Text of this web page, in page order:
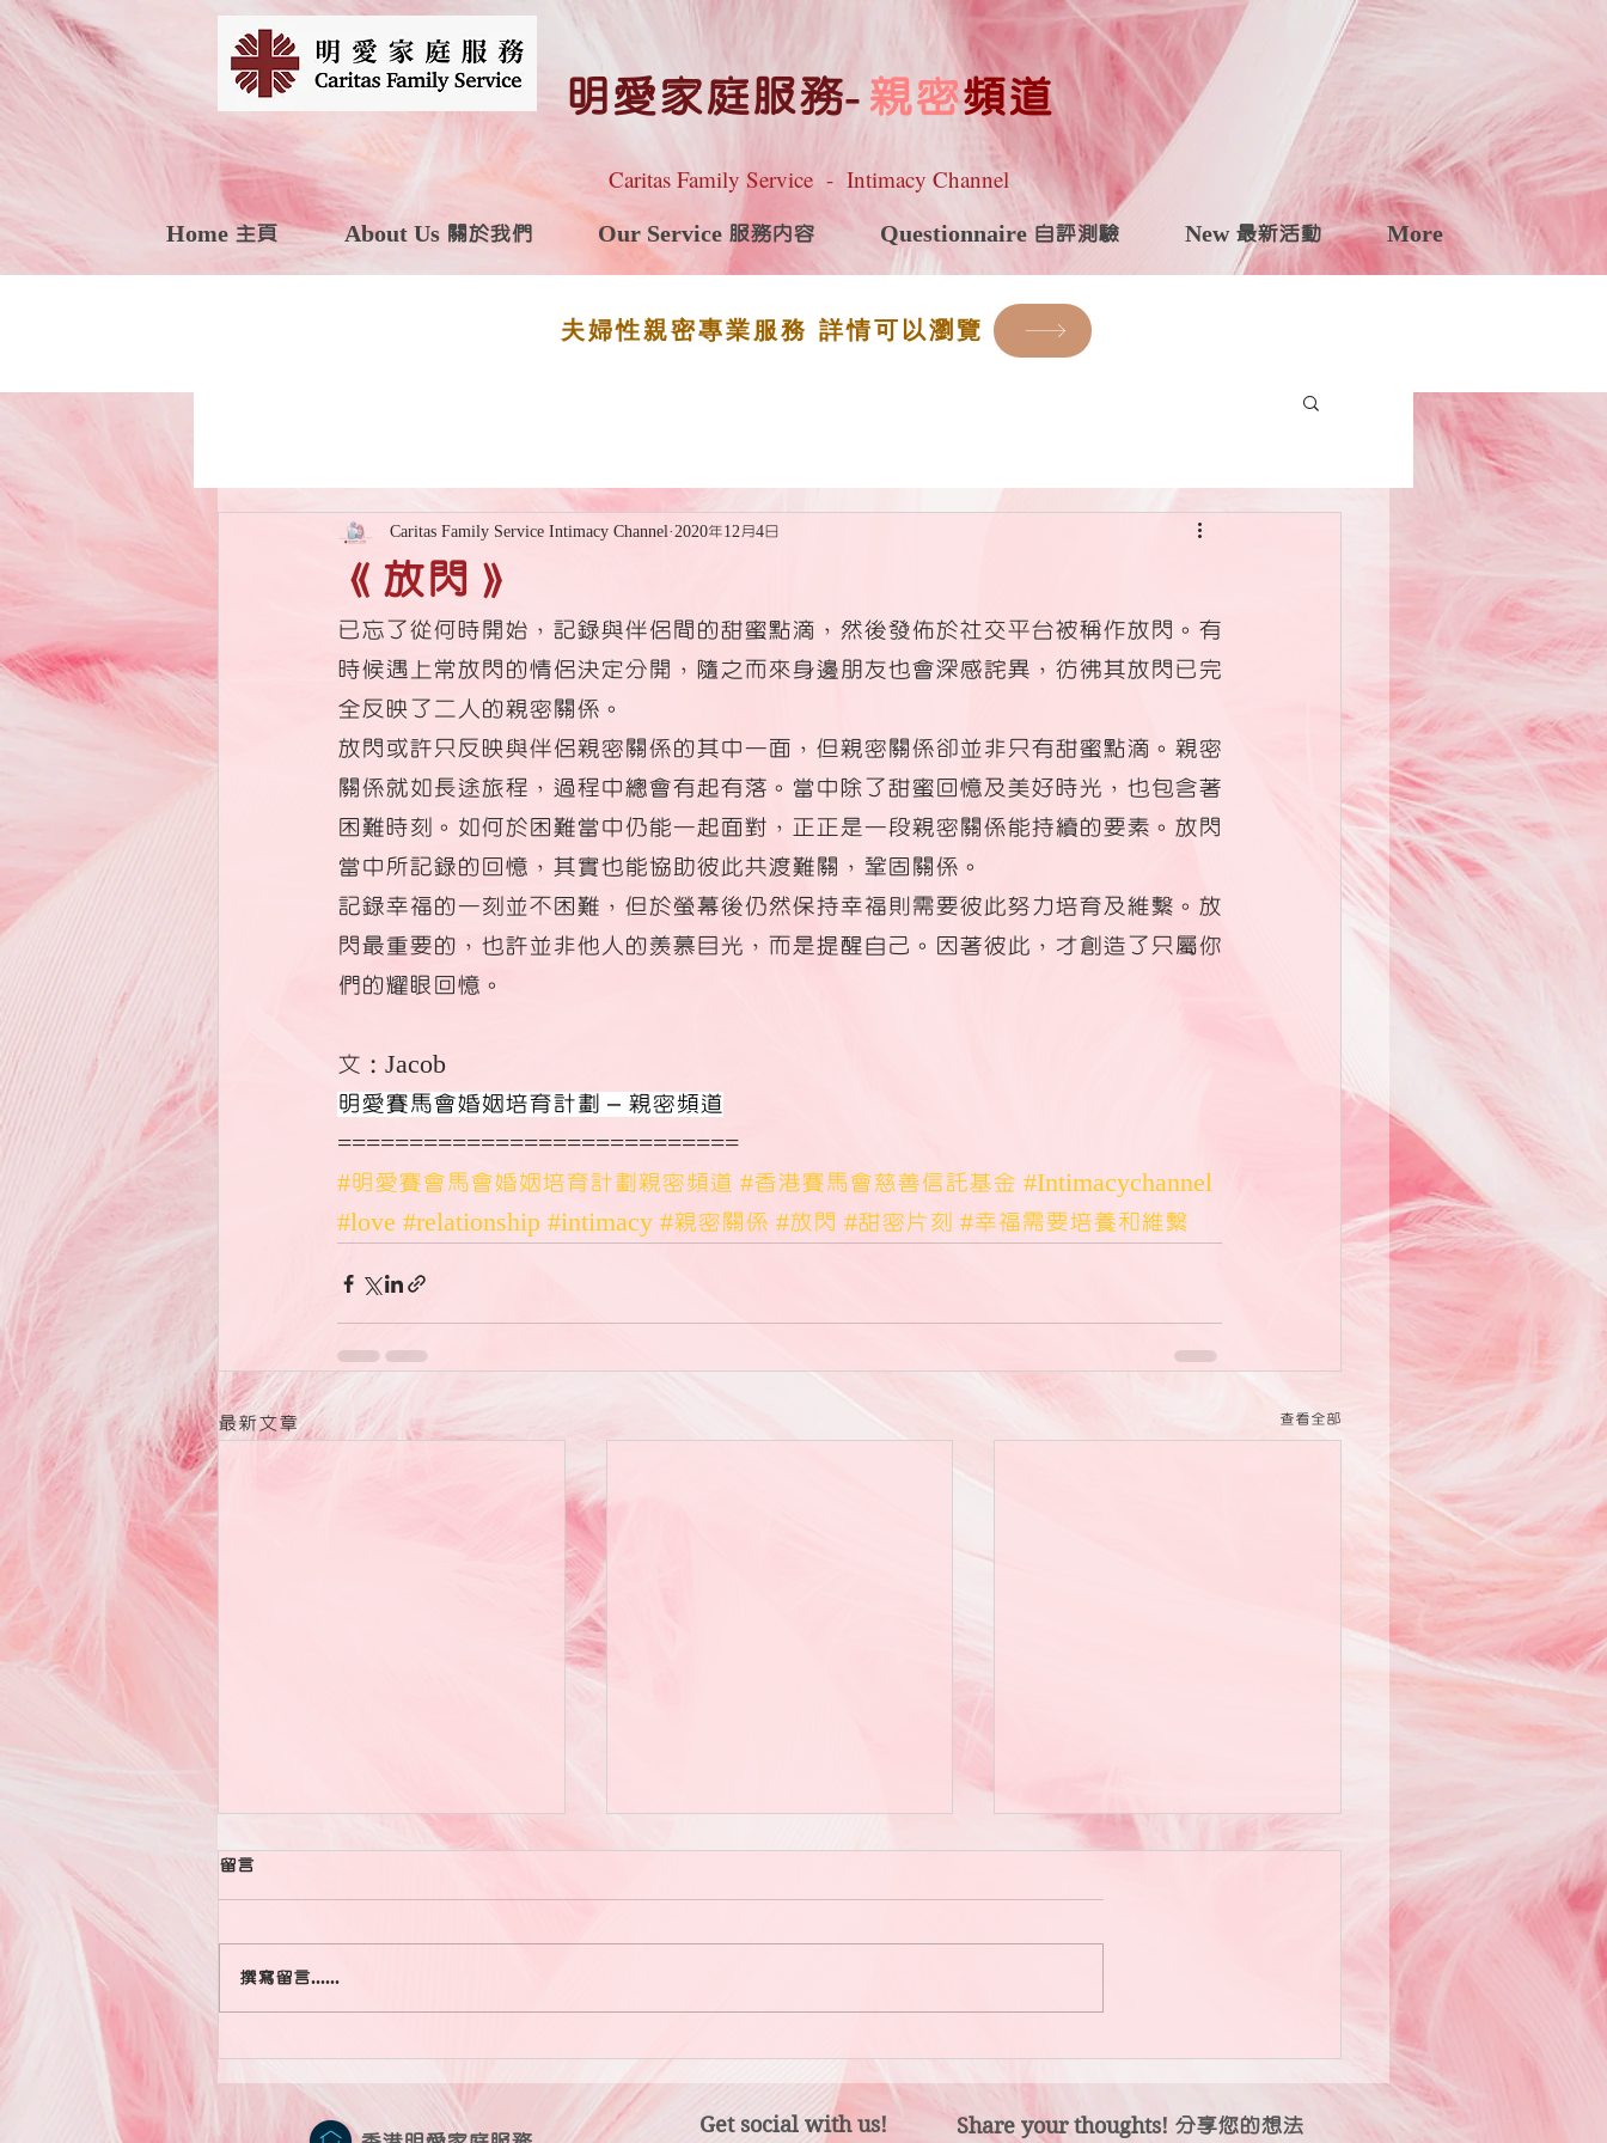
明愛家庭服務- 親密頻道
Caritas Family Service - Intimacy Channel
Home 主頁 About Us 關於我們 Our Service 服務內容 Questionnaire 自評測驗 New 最新活動 More
夫婦性親密專業服務 詳情可以瀏覽
《放閃》
Caritas Family Service Intimacy Channel 2020年12月4日
已忘了從何時開始，記錄與伴侶間的甜蜜點滴，然後發佈於社交平台被稱作放閃。有
時候遇上常放閃的情侶決定分開，隨之而來身邊朋友也會深感詫異，彷彿其放閃已完
全反映了二人的親密關係。
放閃或許只反映與伴侶親密關係的其中一面，但親密關係卻並非只有甜蜜點滴。親密
關係就如長途旅程，過程中總會有起有落。當中除了甜蜜回憶及美好時光，也包含著
困難時刻。如何於困難當中仍能一起面對，正正是一段親密關係能持續的要素。放閃
當中所記錄的回憶，其實也能協助彼此共渡難關，鞏固關係。
記錄幸福的一刻並不困難，但於螢幕後仍然保持幸福則需要彼此努力培育及維繫。放
閃最重要的，也許並非他人的羨慕目光，而是提醒自己。因著彼此，才創造了只屬你
們的耀眼回憶。
文：Jacob
明愛賽馬會婚姻培育計劃 – 親密頻道
============================
#明愛賽會馬會婚姻培育計劃親密頻道 #香港賽馬會慈善信託基金 #Intimacychannel
#love #relationship #intimacy #親密關係 #放閃 #甜密片刻 #幸福需要培養和維繫
最新文章 查看全部
與蒜皮造成的慢性關係勞損。
留言
撰寫留言......
Get social with us! Share your thoughts! 分享您的想法